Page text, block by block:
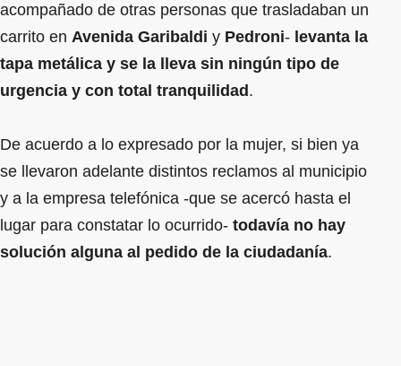
acompañado de otras personas que trasladaban un
carrito en Avenida Garibaldi y Pedroni- levanta la
tapa metálica y se la lleva sin ningún tipo de
urgencia y con total tranquilidad .
De acuerdo a lo expresado por la mujer, si bien ya
se llevaron adelante distintos reclamos al municipio
y a la empresa telefónica -que se acercó hasta el
lugar para constatar lo ocurrido- todavía no hay
solución alguna al pedido de la ciudadanía.